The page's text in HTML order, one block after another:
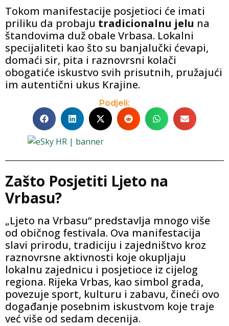
Tokom manifestacije posjetioci će imati
priliku da probaju tradicionalnu jelu na
štandovima duž obale Vrbasa. Lokalni
specijaliteti kao što su banjalučki ćevapi,
domaći sir, pita i raznovrsni kolači
obogatiće iskustvo svih prisutnih, pružajući
im autentični ukus Krajine.
Podjeli:
Zašto Posjetiti Ljeto na
Vrbasu?
„Ljeto na Vrbasu“ predstavlja mnogo više
od običnog festivala. Ova manifestacija
slavi prirodu, tradiciju i zajedništvo kroz
raznovrsne aktivnosti koje okupljaju
lokalnu zajednicu i posjetioce iz cijelog
regiona. Rijeka Vrbas, kao simbol grada,
povezuje sport, kulturu i zabavu, čineći ovo
događanje posebnim iskustvom koje traje
već više od sedam decenija.